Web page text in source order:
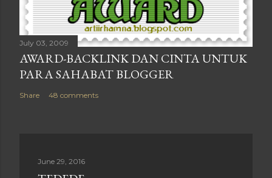
July 03, 2009
AWARD-BACKLINK DAN CINTA UNTUK
PARA SAHABAT BLOGGER
Share 48 comments
June 29, 2016